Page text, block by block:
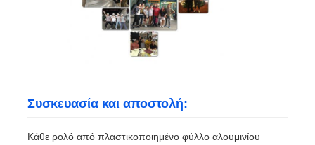
Συσκευασία και αποστολή:
Κάθε ρολό από πλαστικοποιημένο φύλλο αλουμινίου